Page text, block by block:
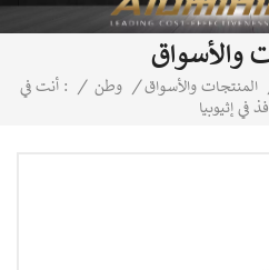
والأسواق
أنت في : / وطن / المنتجات والأسواق
في إثيوبيا